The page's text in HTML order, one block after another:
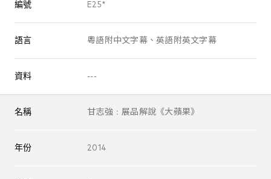
編號 E25*
語言 粵語附中文字幕、英語附英文字幕
資料 ---
名稱 甘志強﹕展品解說《大蘋果》
年份 2014